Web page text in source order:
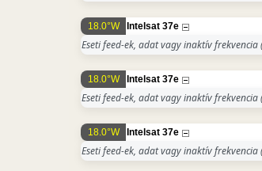
18.0°W Intelsat 37e
Eseti feed-ek, adat vagy inaktív frekvencia
18.0°W Intelsat 37e
Eseti feed-ek, adat vagy inaktív frekvencia
18.0°W Intelsat 37e
Eseti feed-ek, adat vagy inaktív frekvencia